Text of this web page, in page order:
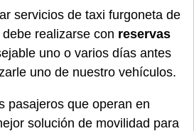
servicios de taxi furgoneta de
realizarse con reservas
uno o varios días antes
uno de nuestro vehículos.
pasajeros que operan en
solución de movilidad para